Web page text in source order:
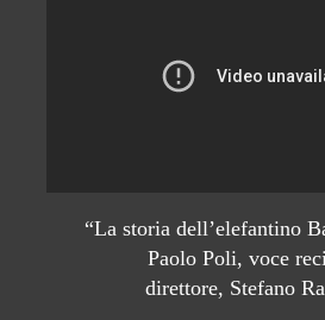
“La storia dell’elefantino
Paolo Poli, voce
direttore, Stefano